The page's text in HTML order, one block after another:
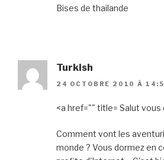
Bises de thailande
Turkish
24 OCTOBRE 2010 À
<a href="" title= Salut vous
Comment vont les
monde ? Vous dormez en